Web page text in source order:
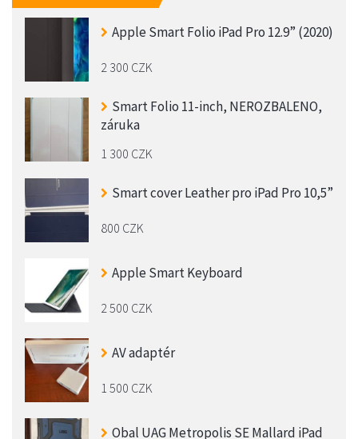
Apple Smart Folio iPad Pro 12.9” (2020)
2 300 CZK
Smart Folio 11-inch, NEROZBALENO,
záruka
1 300 CZK
Smart cover Leather pro iPad Pro 10,5”
800 CZK
Apple Smart Keyboard
2 500 CZK
AV adaptér
1 500 CZK
Obal UAG Metropolis SE Mallard iPad